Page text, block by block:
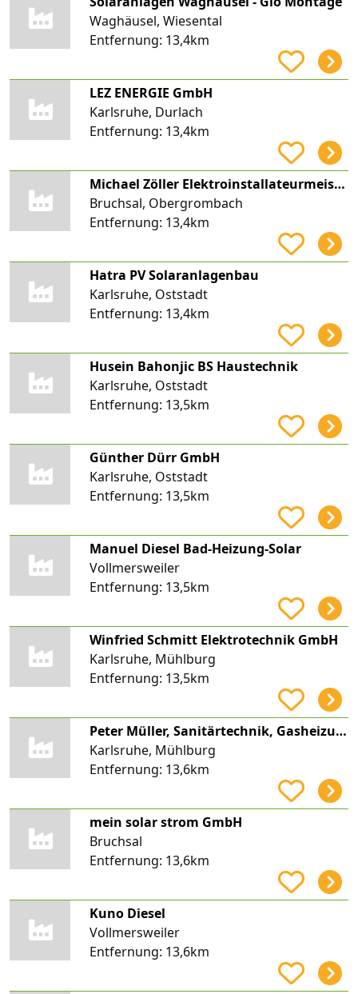
Waghäusel, Wiesental
Entfernung: 13,4km
LEZ ENERGIE GmbH
Karlsruhe, Durlach
Entfernung: 13,4km
Michael Zöller Elektroinstallateurmeister
Bruchsal, Obergrombach
Entfernung: 13,4km
Hatra PV Solaranlagenbau
Karlsruhe, Oststadt
Entfernung: 13,4km
Husein Bahonjic BS Haustechnik
Karlsruhe, Oststadt
Entfernung: 13,5km
Günther Dürr GmbH
Karlsruhe, Oststadt
Entfernung: 13,5km
Manuel Diesel Bad-Heizung-Solar
Vollmersweiler
Entfernung: 13,5km
Winfried Schmitt Elektrotechnik GmbH
Karlsruhe, Mühlburg
Entfernung: 13,5km
Peter Müller, Sanitärtechnik, Gasheizungen, Solartechnik e.K. Inhaber Zoran Malinovski
Karlsruhe, Mühlburg
Entfernung: 13,6km
mein solar strom GmbH
Bruchsal
Entfernung: 13,6km
Kuno Diesel
Vollmersweiler
Entfernung: 13,6km